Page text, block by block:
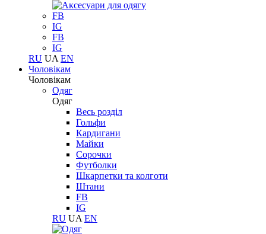
FB
IG
FB
IG
RU UA EN
Чоловікам
Чоловікам
Одяг
Одяг
Весь розділ
Гольфи
Кардигани
Майки
Сорочки
Футболки
Шкарпетки та колготи
Штани
FB
IG
RU UA EN